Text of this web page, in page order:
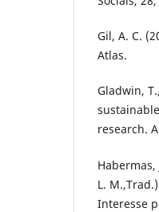
Gil, A. C.
Atlas.
Gladwin,
research.
Habermas,
L.
Interesse